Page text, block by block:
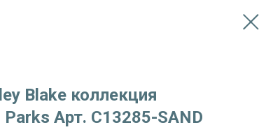
Blake коллекция
Арт. C13285-SAND